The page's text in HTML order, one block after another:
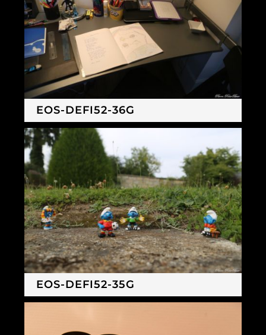
EOS-DEFI52-36G
EOS-DEFI52-35G